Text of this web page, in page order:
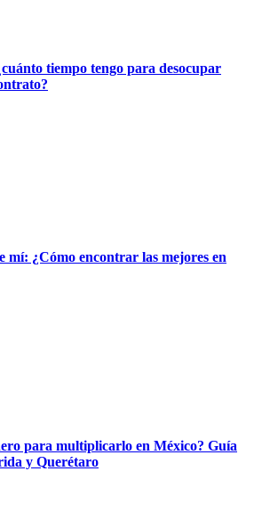
tiempo tengo para desocupar
mí​: ¿Cómo encontrar las mejores en
para multiplicarlo en México? Guía
y Querétaro